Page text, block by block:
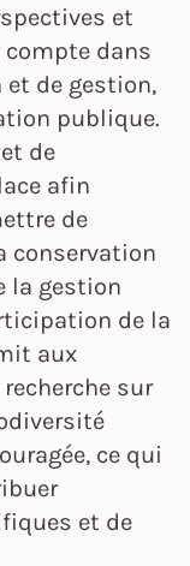
et
dans
de gestion,
publique.
de
afin
de
conservation
la gestion
de la
aux
sur
ce qui
et de